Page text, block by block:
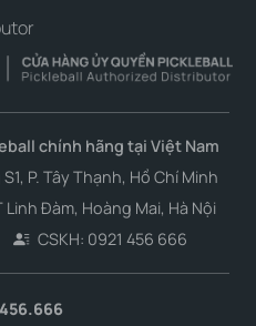
chính hãng tại Việt Nam
P. Tây Thạnh, Hồ Chí Minh
Linh Đàm, Hoàng Mai, Hà Nội
CSKH: 0921 456 666